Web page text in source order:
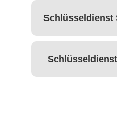
Schlüsseldienst